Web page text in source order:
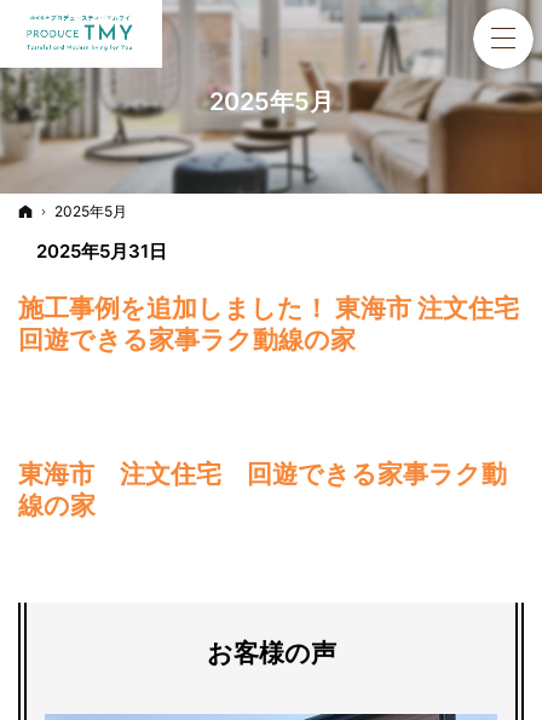
2025年5月
ホーム
2025年5月
2025年5月31日
施工事例を追加しました！ 東海市 注文住宅
回遊できる家事ラク動線の家
東海市 注文住宅 回遊できる家事ラク動
線の家
お客様の声